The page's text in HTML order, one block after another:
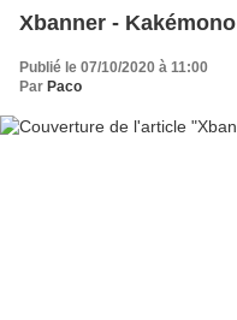
Xbanner - Kakémono
Publié le 07/10/2020 à 11:00
Par Paco